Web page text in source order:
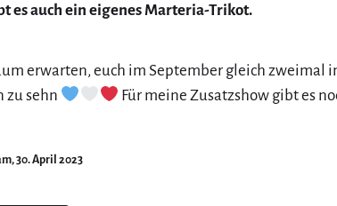
es auch ein eigenes Marteria-Trikot.
erwarten, euch im September gleich zweimal
zu sehn
Für meine Zusatzshow gibt es
30. April 2023